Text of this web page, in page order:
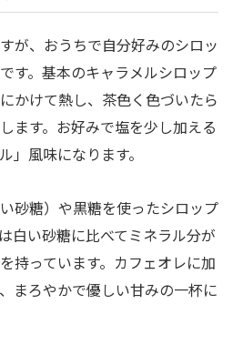
が、おうちで自分好みのシロッ
す。基本のキャラメルシロップ
かけて熱し、茶色く色づいたら
ます。お好みで塩を少し加える
」風味になります。
砂糖）や黒糖を使ったシロップ
白い砂糖に比べてミネラル分が
持っています。カフェオレに加
まろやかで優しい甘みの一杯に